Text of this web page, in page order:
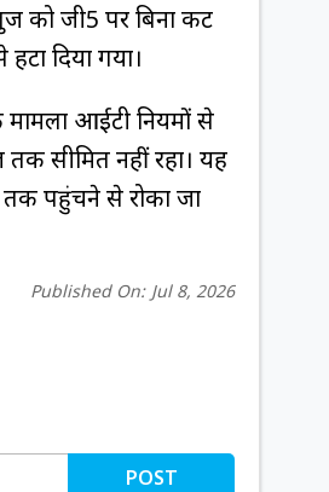
को जी5 पर बिना कट
दिया गया।
मामला आईटी नियमों से
सीमित नहीं रहा। यह
तक पहुंचने से रोका जा
Published On: Jul 8, 2026
POST